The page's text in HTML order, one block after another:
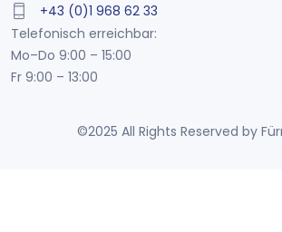
+43 (0)1 968 62 33
Telefonisch erreichbar:
Mo–Do 9:00 – 15:00
Fr 9:00 – 13:00
©2025 All Rights Reserved by